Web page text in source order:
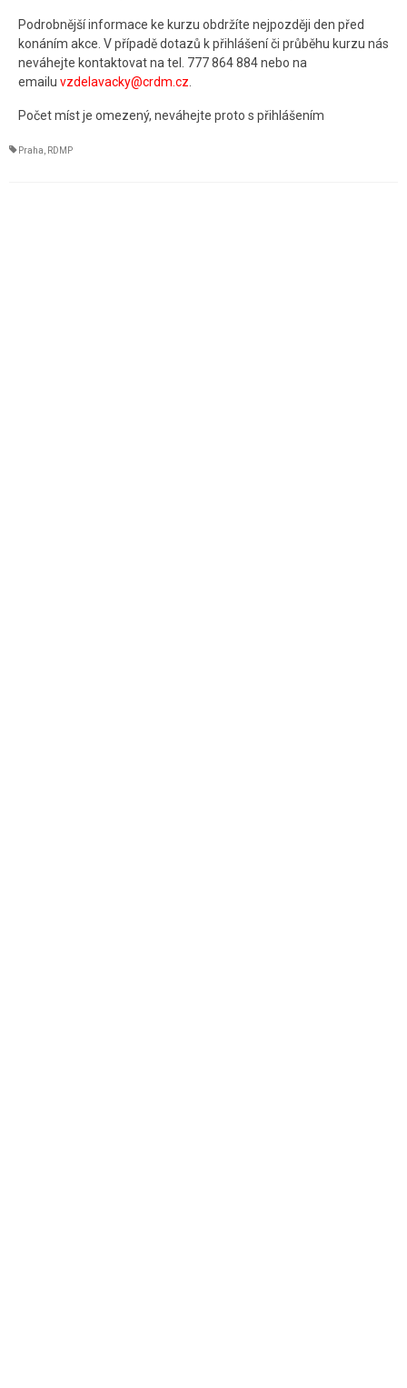
Podrobnější informace ke kurzu obdržíte nejpozději den před
konáním akce. V případě dotazů k přihlášení či průběhu kurzu nás
neváhejte kontaktovat na tel. 777 864 884 nebo na
emailu vzdelavacky@crdm.cz
Počet míst je omezený, neváhejte proto s přihlášením
Praha RDMP